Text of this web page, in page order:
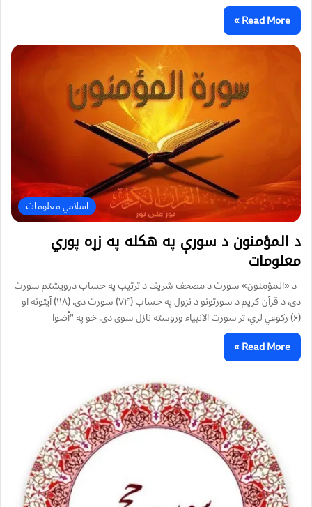
Read More »
اسلامي معلومات
د المؤمنون د سورې په هکله په زړه پوري
معلومات
د «المؤمنون» سورت د مصحف شريف د ترتيب په حساب درويشتم سورت
دی، د قرآن کريم د سورتونو د نزول په حساب (۷۴) سورت دی. (۱۱۸) آيتونه او
(۶) رکوعي لري، تر سورت الانبياء وروسته نازل سوی دی. خو په ”أضوا
Read More »